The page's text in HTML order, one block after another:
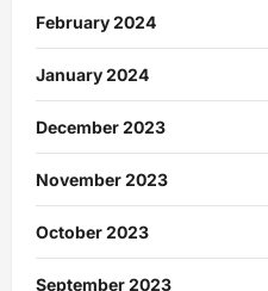
February 2024
January 2024
December 2023
November 2023
October 2023
September 2023